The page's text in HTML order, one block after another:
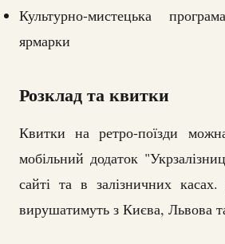
Культурно-мистецька
ярмарки
Розклад та квитки
Квитки на ретро-поїзди
мобільний додаток
сайті та в залізничних касах.
вирушатимуть з Києва, Львова